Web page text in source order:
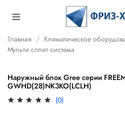
Главная Климатическое
Мульти сплит система
Наружный блок Gree серии
GWHD(28)NK3KO(LCLH)
(0)